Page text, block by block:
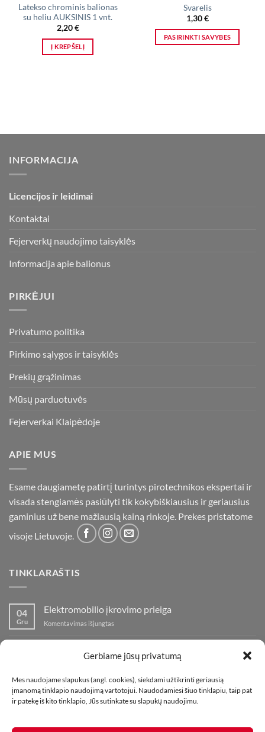
Gerbiame jūsų privatumą
Mes naudojame slapukus (angl. cookies), siekdami užtikrinti geriausią
įmanomą tinklapio naudojimą vartotojui. Naudodamiesi šiuo tinklapiu, taip pat
ir patekę iš kito tinklapio, Jūs sutinkate su slapukų naudojimu.
Latekso chrominis balionas
su heliu AUKSINIS 1 vnt.
2,20€
Į KREPŠELĮ
Svarelis
1,30€
PASIRINKTI SAVYBES
INFORMACIJA
Licencijos ir leidimai
Kontaktai
Fejerverkų naudojimo taisyklės
Informacija apie balionus
PIRKĖJUI
Privatumo politika
Pirkimo sąlygos ir taisyklės
Prekių grąžinimas
Mūsų parduotuvės
Fejerverkai Klaipėdoje
APIE MUS
Esame daugiametę patirtį turintys pirotechnikos ekspertai ir
visada stengiamės pasiūlyti tik kokybiškiausius ir geriausius
gaminius už bene mažiausią kainą rinkoje. Prekes pristatome
visoje Lietuvoje.
TINKLARAŠTIS
04
Gru
Elektromobilio įkrovimo prieiga
Komentavimas išjungtas
prieiga
Komentavimas išjungtasįraše
fejerverkų
parduotuvė
Klaipedoje!
01
Lap
Kaip fotografuoti fejerverkus
Komentavimas išjungtasįraše
fejerverkus